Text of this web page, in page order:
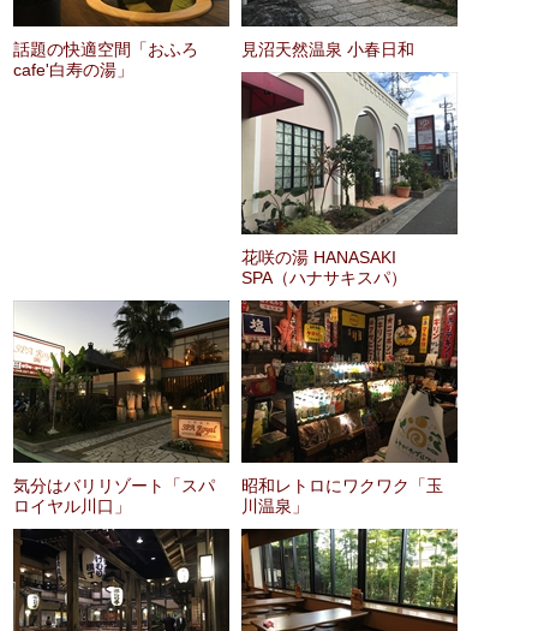
話題の快適空間「おふろ
cafe'白寿の湯」
見沼天然温泉 小春日和
花咲の湯 HANASAKI
SPA（ハナサキスパ）
気分はバリリゾート「スパ
ロイヤル川口」
昭和レトロにワクワク「玉
川温泉」